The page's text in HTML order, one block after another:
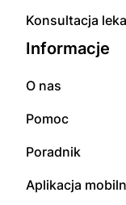
Konsultacja
Informacje
O nas
Pomoc
Poradnik
Aplikacja